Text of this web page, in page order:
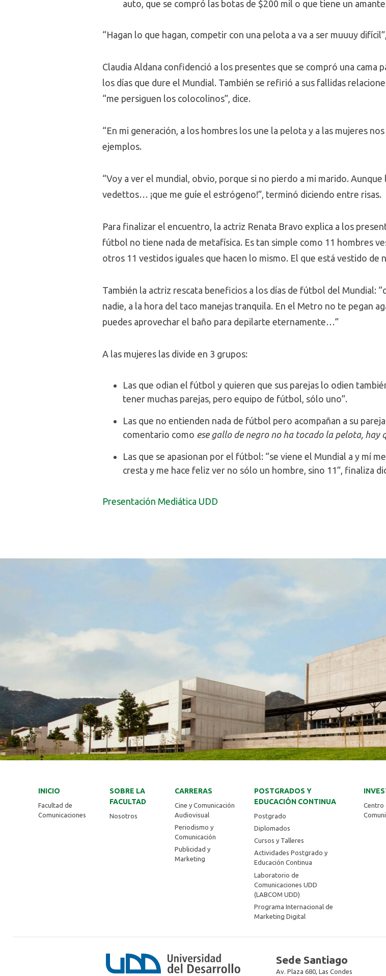
auto, que se compró las botas de $200 mil o que tiene un
“Hagan lo que hagan, competir con una pelota a va a ser muuuy
Claudia Aldana confidenció a los presentes que se compró una
los días que dure el Mundial. También se refirió a sus fallidas
“me persiguen los colocolinos”, dice.
“En mi generación, a los hombres los une la pelota y a las mujeres
ejemplos.
“Voy a ver el mundial, obvio, porque si no pierdo a mi marido.
vedettos… ¡que me guíe el estrógeno!”, terminó diciendo entre risas.
Para finalizar el encuentro, la actriz Renata Bravo explica a los
fútbol no tiene nada de metafísica. Es tan simple como 11 hombres
otros 11 vestidos iguales que hacen lo mismo. El que está vestido de
También la actriz rescata beneficios a los días de fútbol del Mundial:
nadie, a la hora del taco manejas tranquila. En el Metro no te pegan
puedes aprovechar el baño para depilarte eternamente…”
A las mujeres las divide en 3 grupos:
Las que odian el fútbol y quieren que sus parejas lo odien
tener muchas parejas, pero equipo de fútbol, sólo uno”.
Las que no entienden nada de fútbol pero acompañan a su
comentario como ese gallo de negro no ha tocado la pelota, hay
Las que se apasionan por el fútbol: “se viene el Mundial a y mí
cresta y me hace feliz ver no sólo un hombre, sino 11”, finaliza
Presentación Mediática UDD
INICIO
Facultad de
Comunicaciones
SOBRE LA
FACULTAD
Nosotros
CARRERAS
Cine y Comunicación
Audiovisual
Periodismo y
Comunicación
Publicidad y
Marketing
POSTGRADOS Y
EDUCACIÓN CONTINUA
Postgrado
Diplomados
Cursos y Talleres
Actividades Postgrado y
Educación Continua
Laboratorio de
Comunicaciones UDD
(LABCOM UDD)
Programa Internacional de
Marketing Digital
Centro
Sede Santiago
Av. Plaza 680, Las Condes